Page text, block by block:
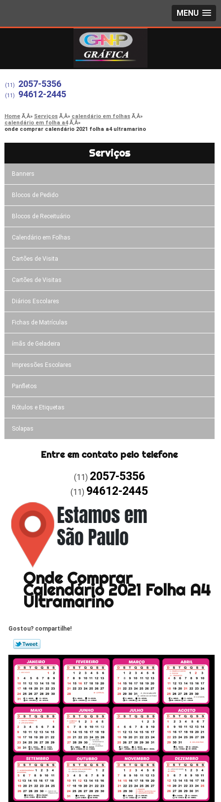
MENU
(11) 2057-5356
(11) 94612-2445
Home Serviços
calendário em folhas
calendário em folha a4
onde comprar calendário 2021 folha a4 ultramarino
Serviços
Banners
Blocos de Pedido
Blocos de Receituário
Calendário em Folhas
Cartões de Visita
Cartões de Visitas
Diários Escolares
Fichas de Matrículas
ímãs de Geladeira
Impressões Escolares
Panfletos
Rótulos e Etiquetas
Solapas
Entre em contato pelo telefone
(11) 2057-5356
(11) 94612-2445
Onde Comprar
Calendário 2021 Folha A4
Ultramarino
Gostou? compartilhe!